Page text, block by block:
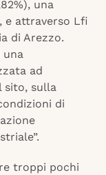
una
e attraverso Lfi
di Arezzo.
una
ad
sito, sulla
di
troppi pochi